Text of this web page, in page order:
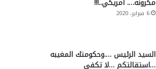
مكرونه…. أمريكي..!!!
6 فبراير، 2020
السيد الرئيس ….وحكومتك المغيبه
…استقالتكم …لا تكفي